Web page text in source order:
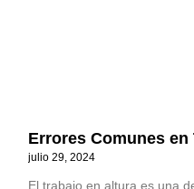
Errores Comunes
julio 29, 2024
El trabajo en altura es una